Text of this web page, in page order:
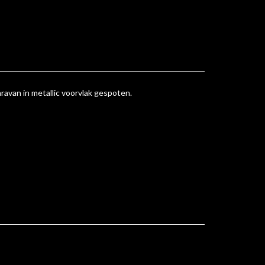
in metallic voorvlak gespoten.